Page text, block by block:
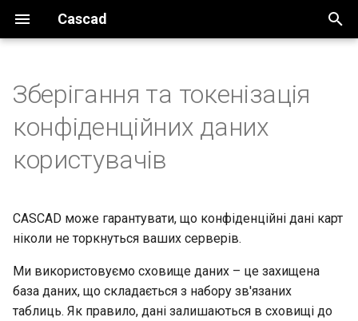
Cascad
ц
и
л
з
а
Введення
Прийом платежів
Виплати
Запуск
Основні налаштування
Налаштування безпеки
Основні налаштування
Схема токенізації даних
картки під час створення
Огляд
Обробка виплати
Огляд
виплати
Огляд
Способи інтеграції
Довідник інтеграції
Діагностика проблем
Інструменти
Платежі
Загальне
Обробка платежу
Виплати
За реквізитами
Callbacks
Зберігання та токенізація
конфіденційних даних
користувачів
CASCAD може гарантувати, що конфіденційні дані карт
ніколи не торкнуться ваших серверів.
Ми використовуємо сховище даних – це захищена
база даних, що складається з набору зв'язаних
таблиць. Як правило, дані залишаються в сховищі до